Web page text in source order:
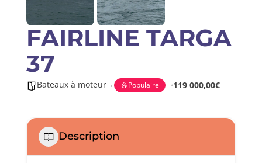
FAIRLINE TARGA
37
Bateaux à moteur Populaire 119 000,00€
Description